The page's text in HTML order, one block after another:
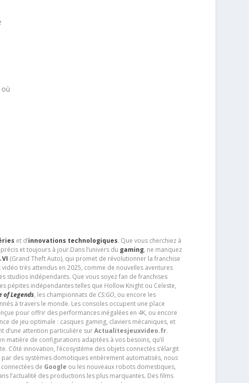
et d’innovations technologiques. Que vous cherchiez à
et toujours à jour.Dans l’univers du gaming, ne manquez
VI (Grand Theft Auto), qui promet de révolutionner la franchise
très attendus en 2025, comme de nouvelles aventures
studios indépendants. Que vous soyez fan de franchises
pépites indépendantes telles que Hollow Knight ou Celeste,
of Legends, les championnats de CS:GO, ou encore les
à travers le monde. Les consoles occupent une place
pour offrir des performances inégalées en 4K, ou encore
de jeu optimale : casques gaming, claviers mécaniques, et
d’une attention particulière surActualitesjeuxvideo.fr.
matière de configurations adaptées à vos besoins, qu’il
innovation, l’écosystème des objets connectés s’élargit
par des systèmes domotiques entièrement automatisés, nous
de Google ou les nouveaux robots domestiques,
l’actualité des productions les plus marquantes. Des films